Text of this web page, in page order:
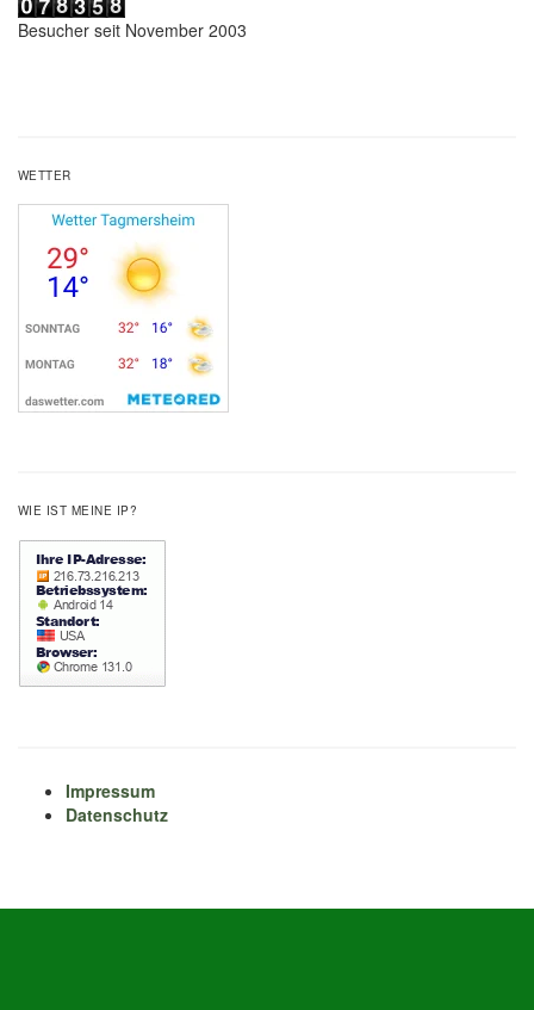
Besucher seit November 2003
WETTER
WIE IST MEINE IP?
Impressum
Datenschutz